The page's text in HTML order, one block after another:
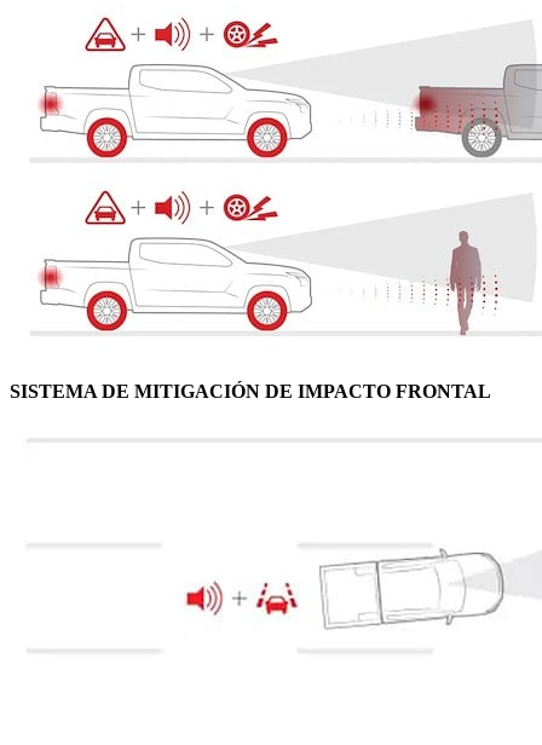
SISTEMA DE MITIGACIÓN DE IMPACTO FRONTAL